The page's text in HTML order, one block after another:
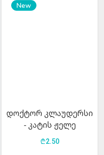
New
დოქტორ კლაუდერსი
- კატის ჟელე
ფრინველის ხორცით
₾2.50